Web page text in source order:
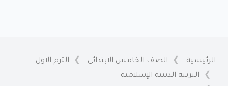
الرئيسية الصف الخامس الابتدائي
الترم الاول
التربية الدينية الإسلامية